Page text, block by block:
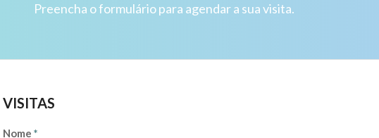
Preencha o formulário para agendar a sua visita.
VISITAS
Nome *